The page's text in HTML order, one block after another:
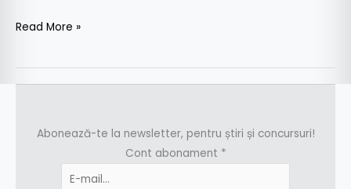
Read More »
Abonează-te la newsletter, pentru știri și concursuri!
Cont abonament *